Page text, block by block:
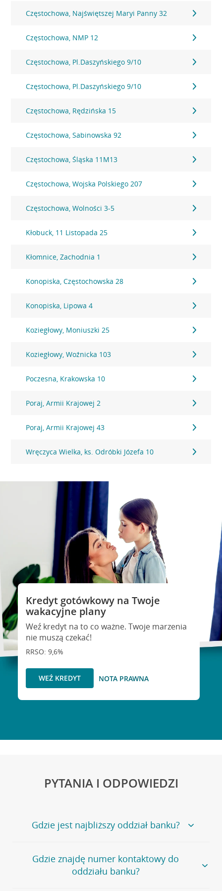
Częstochowa, Najświętszej Maryi Panny 32
Częstochowa, NMP 12
Częstochowa, Pl.Daszyńskiego 9/10
Częstochowa, Pl.Daszyńskiego 9/10
Częstochowa, Rędzińska 15
Częstochowa, Sabinowska 92
Częstochowa, Śląska 11M13
Częstochowa, Wojska Polskiego 207
Częstochowa, Wolności 3-5
Kłobuck, 11 Listopada 25
Kłomnice, Zachodnia 1
Konopiska, Częstochowska 28
Konopiska, Lipowa 4
Koziegłowy, Moniuszki 25
Koziegłowy, Woźnicka 103
Poczesna, Krakowska 10
Poraj, Armii Krajowej 2
Poraj, Armii Krajowej 43
Wręczyca Wielka, ks. Odróbki Józefa 10
Kredyt gotówkowy na Twoje
wakacyjne plany
Weź kredyt na to co ważne. Twoje marzenia
nie muszą czekać!
RRSO: 9,6%
WEŹ KREDYT NOTA PRAWNA
PYTANIA I ODPOWIEDZI
Gdzie jest najbliższy oddział banku?
Jeśli szukasz oddziału naszego banku, zapraszamy na
stronęPlacówki i bankomaty, na której znajduje się
wygodna wyszukiwarka.
Gdzie znajdę numer kontaktowy do
oddziału banku?